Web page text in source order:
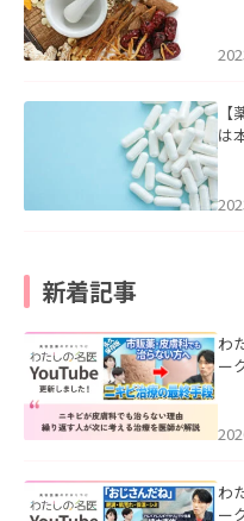
は
新着記事
わ
ー
ま
わ
ー